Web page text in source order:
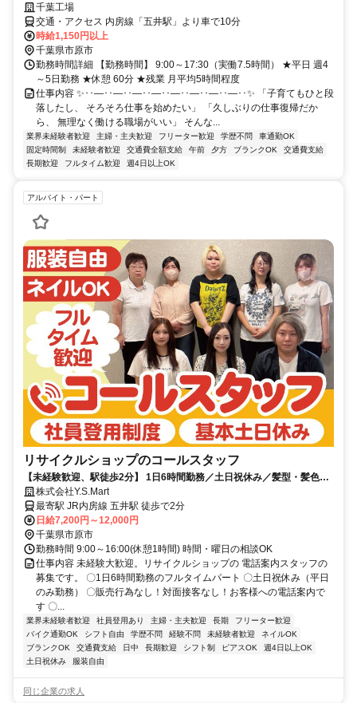
千葉工場
交通・アクセス 内房線「五井駅」より車で10分
時給1,150円以上
千葉県市原市
勤務時間詳細 【勤務時間】 9:00～17:30（実働7.5時間） ★平日 週4
～5日勤務 ★休憩 60分 ★残業 月平均5時間程度
仕事内容 ✨･･―･･―･･―･･―･･―･･―･･―･･―･･✨ 「子育てもひと段
落したし、 そろそろ仕事を始めたい」 「久しぶりの仕事復帰だか
ら、 無理なく働ける職場がいい」 そんな...
業界未経験者歓迎 主婦・主夫歓迎 フリーター歓迎 学歴不問
車通勤OK
固定時間制
未経験者歓迎 交通費全額支給 午前 夕方 ブランクOK
交通費支給
長期歓迎
フルタイム歓迎 週4日以上OK
アルバイト・パート
リサイクルショップのコールスタッフ
【未経験歓迎、駅徒歩2分】 1日6時間勤務／土日祝休み／髪型・髪色・
服装自由／インセンティブあり
株式会社Y.S.Mart
最寄駅 JR内房線 五井駅 徒歩で2分
日給7,200円～12,000円
千葉県市原市
勤務時間 9:00～16:00(休憩1時間) 時間・曜日の相談OK
仕事内容 未経験大歓迎。リサイクルショップの 電話案内スタッフの
募集です。 〇1日6時間勤務のフルタイムパート 〇土日祝休み（平日
のみ勤務） 〇販売行為なし！対面接客なし！お客様への電話案内で
す 〇...
業界未経験者歓迎 社員登用あり 主婦・主夫歓迎 長期
フリーター歓迎
バイク通勤OK
シフト自由 学歴不問 経験不問 未経験者歓迎
ネイルOK
ブランクOK
交通費支給 日中 長期歓迎 シフト制 ピアスOK
週4日以上OK
土日祝休み
服装自由
同じ企業の求人